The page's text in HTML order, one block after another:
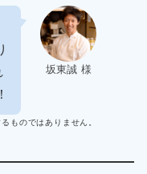
坂東誠 様
ありません。